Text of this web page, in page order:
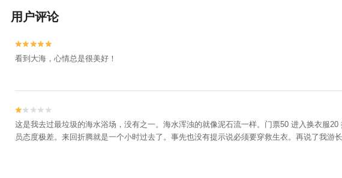
用户评论


看到大海，心情总是很美好！


这是我去过最垃圾的海水浴场，没有之一。海水浑浊的就像泥石流一样。门票50 进入换衣服
员态度极差。来回折腾就是一个小时过去了。事先也没有提示说必须要穿救生衣。再说了我